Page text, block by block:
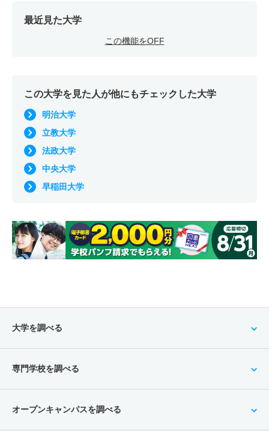
最近見た大学
この機能をOFF
この大学を見た人が他にもチェックした大学
明治大学
立教大学
法政大学
中央大学
早稲田大学
大学を調べる
専門学校を調べる
オープンキャンパスを調べる